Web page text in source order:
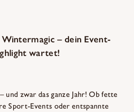
– dein Event-
wartet!
und zwar das ganze Jahr! Ob fette
Sport-Events oder entspannte